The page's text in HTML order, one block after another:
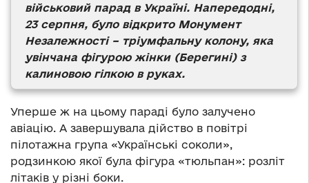
військовий парад в Україні. Напередодні,
23 серпня, було відкрито Монумент
Незалежності – тріумфальну колону, яка
увінчана фігурою жінки (Берегині) з
калиновою гілкою в руках.
Уперше ж на цьому параді було залучено
авіацію. А завершувала дійство в повітрі
пілотажна група «Українські соколи»,
родзинкою якої була фігура «тюльпан»: розліт
літаків у різні боки.